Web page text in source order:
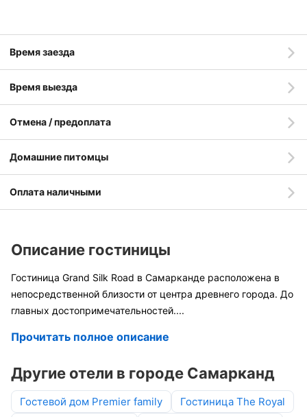
Время заезда
Время выезда
Отмена / предоплата
Домашние питомцы
Оплата наличными
Описание гостиницы
Гостиница Grand Silk Road в Самарканде расположена в
непосредственной близости от центра древнего города. До
главных достопримечательностей....
Прочитать полное описание
Другие отели в городе Самарканд
Гостевой дом Premier family
Гостиница The Royal